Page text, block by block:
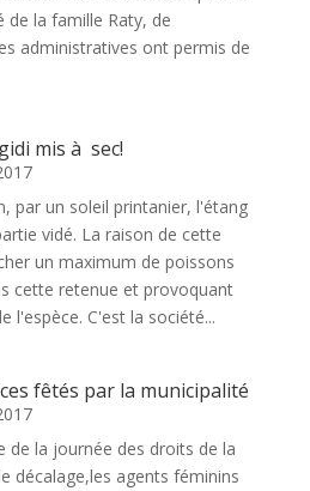
la famille Raty, de
administratives ont permis de
mis à sec!
par un soleil printanier, l'étang
vidé. La raison de cette
un maximum de poissons
cette retenue et provoquant
l'espèce. C'est la société...
fêtés par la municipalité
de la journée des droits de la
décalage,les agents féminins